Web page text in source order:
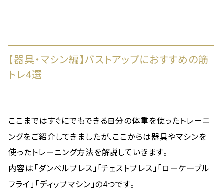
【器具・マシン編】バストアップにおすすめの筋
トレ4選
ここまではすぐにでもできる自分の体重を使ったトレーニ
ングをご紹介してきましたが、ここからは器具やマシンを
使ったトレーニング方法を解説していきます。
内容は「ダンベルプレス」「チェストプレス」「ローケーブル
フライ」「ディップマシン」の4つです。